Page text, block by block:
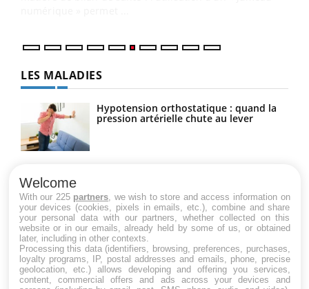
LES MALADIES
Hypotension orthostatique : quand la
pression artérielle chute au lever
Maladie de Charcot (Sclérose latérale
amyotrophique)
Welcome
With our 225 partners , we wish to store and access information on
your devices (cookies, pixels in emails, etc.), combine and share
your personal data with our partners, whether collected on this
website or in our emails, already held by some of us, or obtained
later, including in other contexts.
Processing this data (identifiers, browsing, preferences, purchases,
loyalty programs, IP, postal addresses and emails, phone, precise
geolocation, etc.) allows developing and offering you services,
content, commercial offers and ads across your devices and